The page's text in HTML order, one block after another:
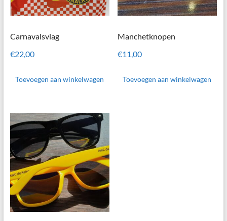
Carnavalsvlag
€22,00
Toevoegen aan winkelwagen
Manchetknopen
€11,00
Toevoegen aan winkelwagen